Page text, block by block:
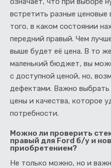
встретить разные
того, в каком состоянии
передний правый. Чем
выше будет её цена. В то
маленький бюджет, вы
с доступной ценой, но,
дефектами. Важно выбрать
цены и качества, которое
потребности.
Можно ли проверить
правый для Ford б/у и
приобретением?
Не только можно, но и